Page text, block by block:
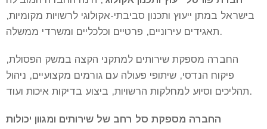
בישראל במתן ייעוץ ותכנון סביבתי-אקולוגי לרשויות מקומיות,
תאגידים עירוניים, פרטיים וכלכליים ומשרדי ממשלה.
החברה מספקת שירותים למתקני הקצה במשק הפסולת,
פיקוח הנדסי, שיתופי פעולה עם גורמים מקצועיים, ניהול
תהליכים וסיוע למחלקות הרשויות, ביצוע בדיקות איכות ועוד.
החברה מספקת סל רחב של שירותים ומגוון יכולות